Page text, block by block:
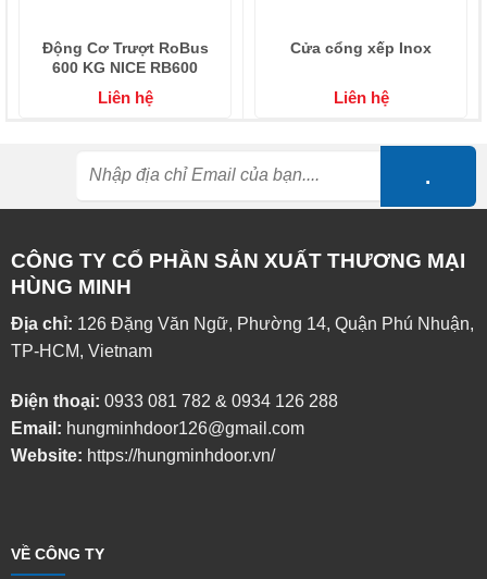
Động Cơ Trượt RoBus
600 KG NICE RB600
Liên hệ
Cửa cổng xếp Inox
Liên hệ
CÔNG TY CỔ PHẦN SẢN XUẤT THƯƠNG MẠI
HÙNG MINH
Địa chỉ: 126 Đặng Văn Ngữ, Phường 14, Quận Phú Nhuận,
TP-HCM, Vietnam
Điện thoại: 0933 081 782 & 0934 126 288
Email: hungminhdoor126@gmail.com
Website: https://hungminhdoor.vn/
VỀ CÔNG TY